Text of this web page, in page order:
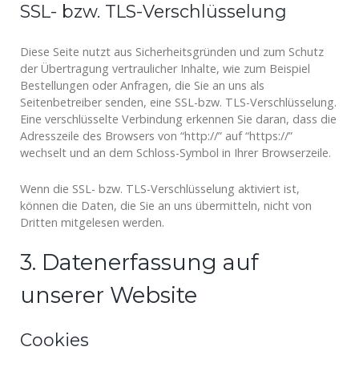
SSL- bzw. TLS-Verschlüsselung
Diese Seite nutzt aus Sicherheitsgründen und zum Schutz
der Übertragung vertraulicher Inhalte, wie zum Beispiel
Bestellungen oder Anfragen, die Sie an uns als
Seitenbetreiber senden, eine SSL-bzw. TLS-Verschlüsselung.
Eine verschlüsselte Verbindung erkennen Sie daran, dass die
Adresszeile des Browsers von “http://” auf “https://”
wechselt und an dem Schloss-Symbol in Ihrer Browserzeile.
Wenn die SSL- bzw. TLS-Verschlüsselung aktiviert ist,
können die Daten, die Sie an uns übermitteln, nicht von
Dritten mitgelesen werden.
3. Datenerfassung auf
unserer Website
Cookies